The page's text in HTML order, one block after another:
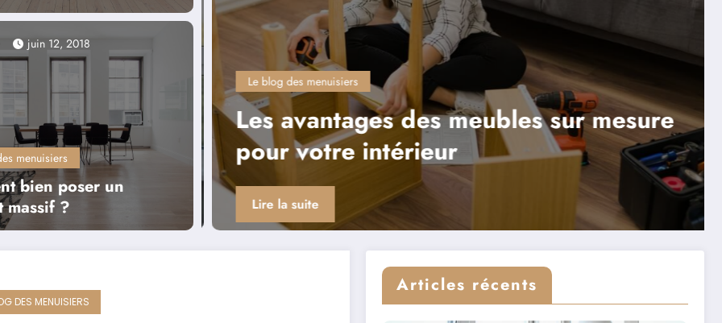
menuisiers
bien poser un
massif ?
juin 12, 2018
de
Le blog des menuisiers
Les avantages des meubles sur mesure
pour votre intérieur
Lire la suite
DES MENUISIERS
Articles récents